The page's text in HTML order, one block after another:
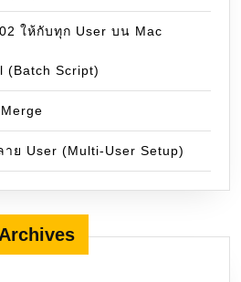
ให้กับทุก User บน Mac
(Batch Script)
ย User (Multi-User Setup)